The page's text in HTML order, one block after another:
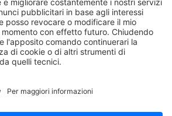
experience on our
CONTATTI
Edi.Ermes srl
Forlanini, 21 - 20134, Milano
(+39)027021121
mail:eeinfo@eenet.it
ORARI